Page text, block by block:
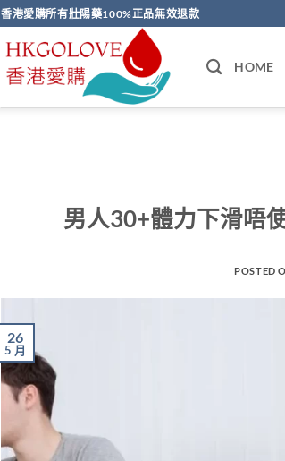
香港愛購所有壯陽藥100%正品無效退款
HOME
男人30+體力下滑唔
POSTED
26
5 月